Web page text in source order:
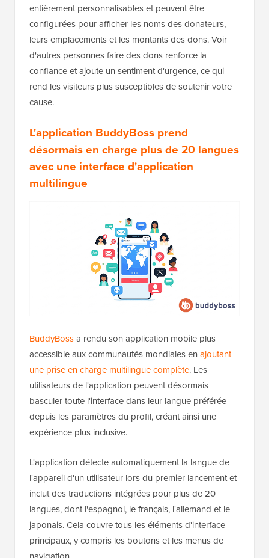
entièrement personnalisables et peuvent être
configurées pour afficher les noms des donateurs,
leurs emplacements et les montants des dons. Voir
d'autres personnes faire des dons renforce la
confiance et ajoute un sentiment d'urgence, ce qui
rend les visiteurs plus susceptibles de soutenir votre
cause.
L'application BuddyBoss prend
désormais en charge plus de 20 langues
avec une interface d'application
multilingue
BuddyBossa rendu son application mobile plus
accessible aux communautés mondiales en ajoutant
une prise en charge multilingue complète. Les
utilisateurs de l'application peuvent désormais
basculer toute l'interface dans leur langue préférée
depuis les paramètres du profil, créant ainsi une
expérience plus inclusive.
L'application détecte automatiquement la langue de
l'appareil d'un utilisateur lors du premier lancement et
inclut des traductions intégrées pour plus de 20
langues, dont l'espagnol, le français, l'allemand et le
japonais. Cela couvre tous les éléments d'interface
principaux, y compris les boutons et les menus de